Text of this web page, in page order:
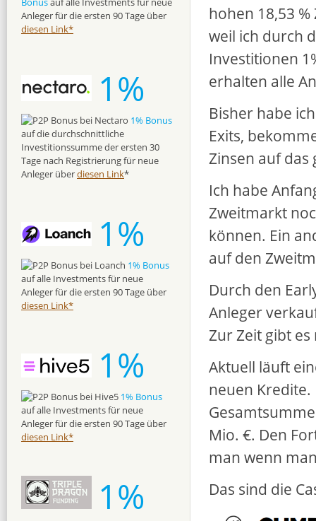
hohen 18,53
weil ich durch
Investitionen
erhalten alle
Bisher habe
Exits,
Zinsen auf
Ich habe
Zweitmarkt
können. Ein
auf den
Durch den
Anleger
Zur Zeit gibt
Aktuell läuft
neuen Kredite.
Mio. €. Den
man wenn
Das sind die
Anleger für die ersten 90 Tage über
diesen Link*
1%
1% Bonus
auf die durchschnittliche
Investitionssumme der ersten 30
Tage nach Registrierung für neue
Anleger überdiesen Link*
1%
1% Bonus
auf alle Investments für neue
Anleger für die ersten 90 Tage über
diesen Link*
1%
1% Bonus
auf alle Investments für neue
Anleger für die ersten 90 Tage über
diesen Link*
1%